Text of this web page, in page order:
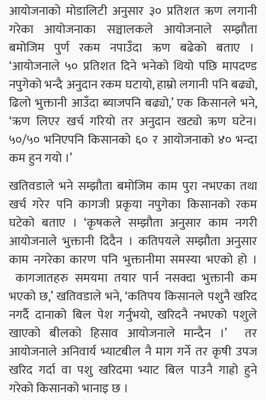
आयोजनाको मोडालिटी अनुसार ३० प्रतिशत ऋण लगानी
गरेका आयोजनाका सञ्चालकले आयोजनाले सम्झौता
बमोजिम पुर्ण रकम नपाउँदा ऋण बढेको बताए ।
‘आयोजनाले ५० प्रतिशत दिने भनेको थियो पछि मापदण्ड
नपुगेको भन्दै अनुदान रकम घटायो, हाम्रो लगानी पनि बढ्यो,
ढिलो भुक्तानी आउँदा ब्याजपनि बढ्यो,’ एक किसानले भने,
‘ऋण लिएर खर्च गरियो तर अनुदान खट्यो ऋण घटेन।
५०/५० भनिएपनि किसानको ६० र आयोजनाको ४० भन्दा
कम हुन गयो ।’
खतिवडाले भने सम्झौता बमोजिम काम पुरा नभएका तथा
खर्च गरेर पनि कागजी प्रकृया नपुगेका किसानको रकम
घटेको बताए । ‘कृषकले सम्झौता अनुसार काम नगरी
आयोजनाले भुक्तानी दिदैन । कतिपयले सम्झौता अनुसार
काम नगरेका कारण पनि भुक्तानीमा समस्या भएको हो ।
कागजातहरु समयमा तयार पार्न नसक्दा भुक्तानी कम
भएको छ,’ खतिवडाले भने, ‘कतिपय किसानले पशुनै खरिद
नगर्दै दानाको बिल पेश गर्नुभयो, खरिदनै नभएको पशुले
खाएको बीलको हिसाव आयोजनाले मान्दैन ।’ तर
आयोजनाले अनिवार्य भ्याटबील नै माग गर्ने तर कृषी उपज
खरिद गर्दा वा पशु खरिदमा भ्याट बिल पाउनै गाह्रो हुने
गरेको किसानको भानाइ छ ।